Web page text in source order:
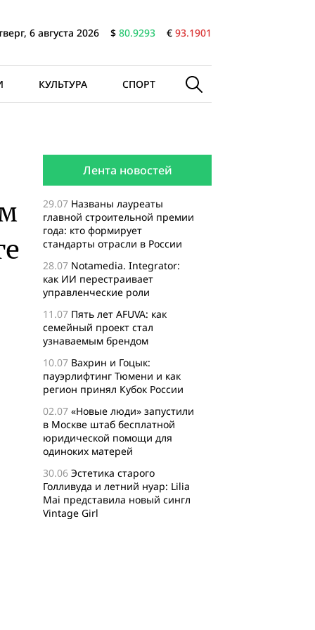
6 августа 2026 $ 80.9293 € 93.1901
КУЛЬТУРА СПОРТ
Лента новостей
29.07 Названы лауреаты
главной строительной премии
года: кто формирует
стандарты отрасли в России
28.07 Notamedia. Integrator:
как ИИ перестраивает
управленческие роли
11.07 Пять лет AFUVA: как
семейный проект стал
узнаваемым брендом
10.07 Вахрин и Гоцык:
пауэрлифтинг Тюмени и как
регион принял Кубок России
02.07 «Новые люди» запустили
в Москве штаб бесплатной
юридической помощи для
одиноких матерей
30.06 Эстетика старого
Голливуда и летний нуар: Lilia
Mai представила новый сингл
Vintage Girl